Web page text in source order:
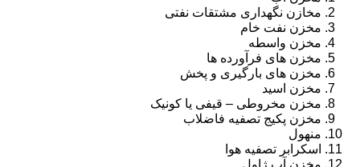
مخازن نگهداری مشتقات نفتی
مخزن نفت خام
مخزن واسطه
مخزن های فرآورده ها
مخزن های بارگیری و پخش
مخزن اسید
مخزن مخروطی – قیفی یا کونیک
مخزن پکیج تصفیه فاضلاب
منهول
اسکرابر تصفیه هوا
مخزن آب ژاول